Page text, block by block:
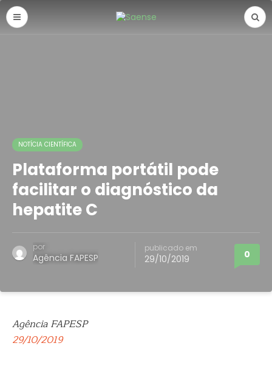
NOTÍCIA CIENTÍFICA
Plataforma portátil pode
facilitar o diagnóstico da
hepatite C
por
Agência FAPESP
publicado em
29/10/2019 0
Agência FAPESP
29/10/2019